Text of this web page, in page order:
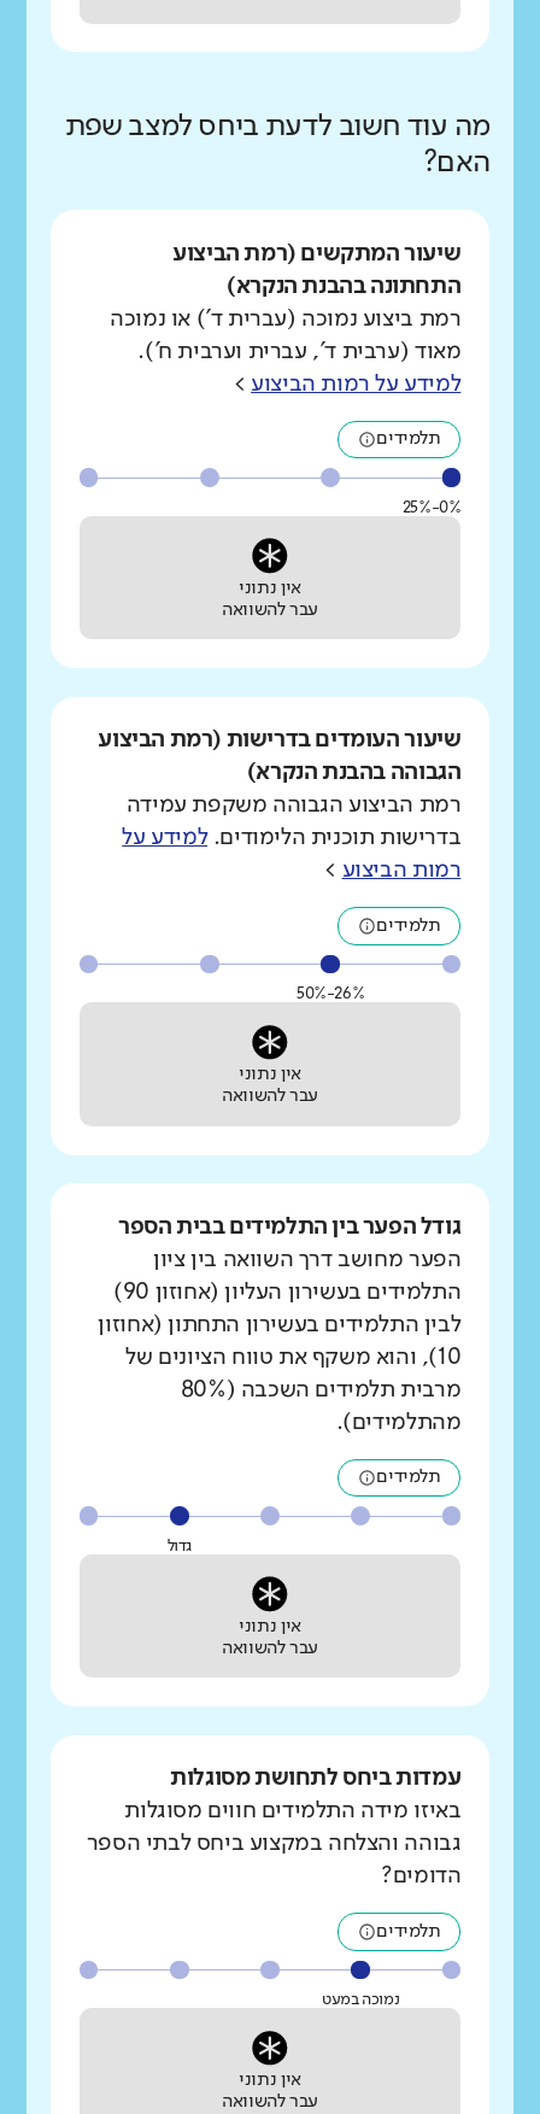
מה עוד חשוב לדעת ביחס למצב שפת
האם?
שיעור המתקשים (רמת הביצוע
התחתונה בהבנת הנקרא)
רמת ביצוע נמוכה (עברית ד') או נמוכה
מאוד (ערבית ד', עברית וערבית ח').
למידע על רמות הביצוע >
תלמידים
0%-25%
אין נתוני
עבר להשוואה
שיעור העומדים בדרישות (רמת הביצוע
הגבוהה בהבנת הנקרא)
רמת הביצוע הגבוהה משקפת עמידה
בדרישות תוכנית הלימודים.למידע על
רמות הביצוע >
תלמידים
26%-50%
אין נתוני
עבר להשוואה
גודל הפער בין התלמידים בבית הספר
הפער מחושב דרך השוואה בין ציון
התלמידים בעשירון העליון (אחוזון 90)
לבין התלמידים בעשירון התחתון (אחוזון
10), והוא משקף את טווח הציונים של
מרבית תלמידים השכבה (80%
מהתלמידים).
תלמידים
גדול
אין נתוני
עבר להשוואה
עמדות ביחס לתחושת מסוגלות
באיזו מידה התלמידים חווים מסוגלות
גבוהה והצלחה במקצוע ביחס לבתי הספר
הדומים?
תלמידים
נמוכה במעט
אין נתוני
עבר להשוואה